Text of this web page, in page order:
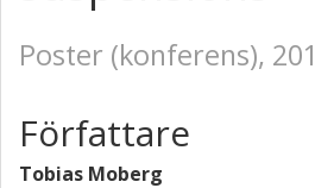
Poster (konferens),
Författare
Tobias Moberg